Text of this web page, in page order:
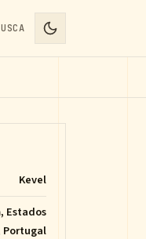
Kevel
Estados
Portugal